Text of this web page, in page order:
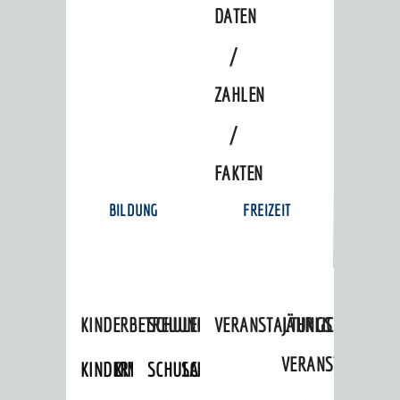
DATEN
/
ZAHLEN
/
FAKTEN
BILDUNG
KINDERBETREUUNG
KINDERTAGESPFLEGE
KINDERKRIPPEN
SCHULEN
SCHULARTEN
SCHULVERWALTUNG
FREIZEIT
VERANSTALTUNGSKALENDER
JÄHRLICHE